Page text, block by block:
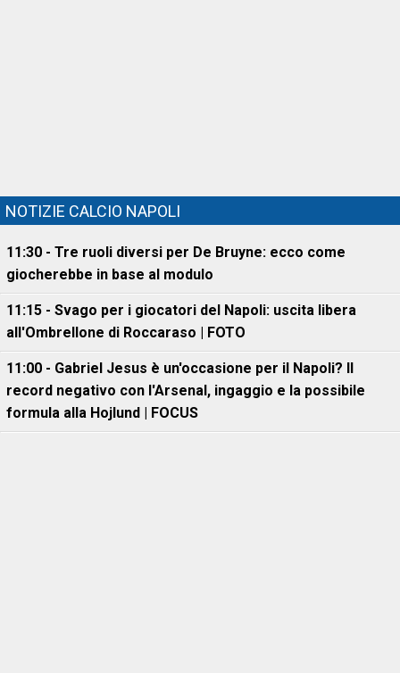
NOTIZIE CALCIO NAPOLI
11:30 - Tre ruoli diversi per De Bruyne: ecco come
giocherebbe in base al modulo
11:15 - Svago per i giocatori del Napoli: uscita libera
all'Ombrellone di Roccaraso | FOTO
11:00 - Gabriel Jesus è un'occasione per il Napoli? Il
record negativo con l'Arsenal, ingaggio e la possibile
formula alla Hojlund | FOCUS